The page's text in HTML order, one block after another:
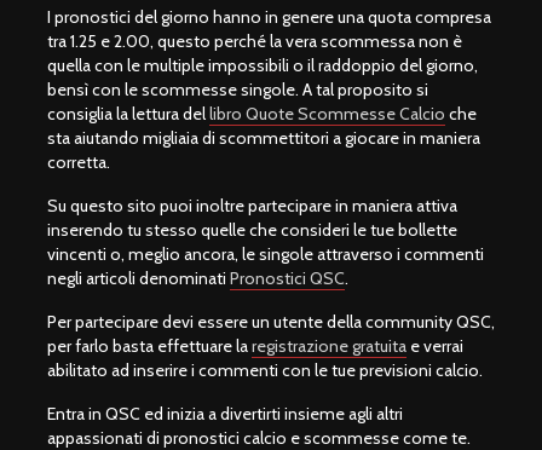
I pronostici del giorno hanno in genere una quota compresa
tra 1.25 e 2.00, questo perché la vera scommessa non è
quella con le multiple impossibili o il raddoppio del giorno,
bensì con le scommesse singole. A tal proposito si
consiglia la lettura dellibro Quote Scommesse Calcio che
sta aiutando migliaia di scommettitori a giocare in maniera
corretta.
Su questo sito puoi inoltre partecipare in maniera attiva
inserendo tu stesso quelle che consideri le tue bollette
vincenti o, meglio ancora, le singole attraverso i commenti
negli articoli denominati Pronostici QSC.
Per partecipare devi essere un utente della community QSC,
per farlo basta effettuare laregistrazione gratuita e verrai
abilitato ad inserire i commenti con le tue previsioni calcio.
Entra in QSC ed inizia a divertirti insieme agli altri
appassionati di pronostici calcio e scommesse come te.